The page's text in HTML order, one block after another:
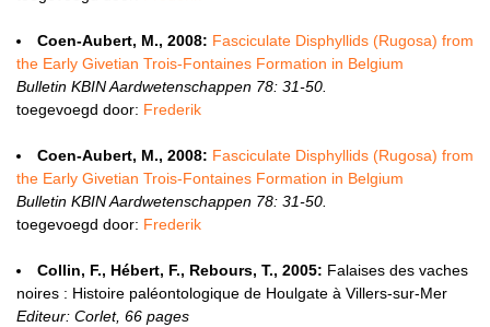
Coen-Aubert, M., 2008: Fasciculate Disphyllids (Rugosa) from
the Early Givetian Trois-Fontaines Formation in Belgium
Bulletin KBIN Aardwetenschappen 78: 31-50.
toegevoegd door: Frederik
Coen-Aubert, M., 2008: Fasciculate Disphyllids (Rugosa) from
the Early Givetian Trois-Fontaines Formation in Belgium
Bulletin KBIN Aardwetenschappen 78: 31-50.
toegevoegd door: Frederik
Collin, F., Hébert, F., Rebours, T., 2005: Falaises des vaches
noires : Histoire paléontologique de Houlgate à Villers-sur-Mer
Editeur: Corlet, 66 pages